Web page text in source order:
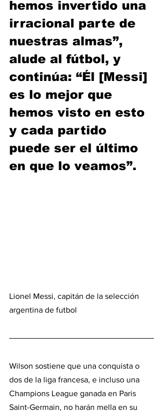
hemos invertido una
irracional parte de
nuestras almas”,
alude al fútbol, y
continúa: “Él [Messi]
es lo mejor que
hemos visto en esto
y cada partido
puede ser el último
en que lo veamos”.
Lionel Messi, capitán de la selección
argentina de futbol
Wilson sostiene que una conquista o
dos de la liga francesa, e incluso una
Champions League ganada en Paris
Saint-Germain, no harán mella en su